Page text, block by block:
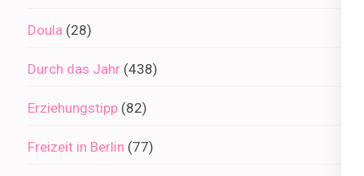
Doula (28)
Durch das Jahr (438)
Erziehungstipp (82)
Freizeit in Berlin (77)